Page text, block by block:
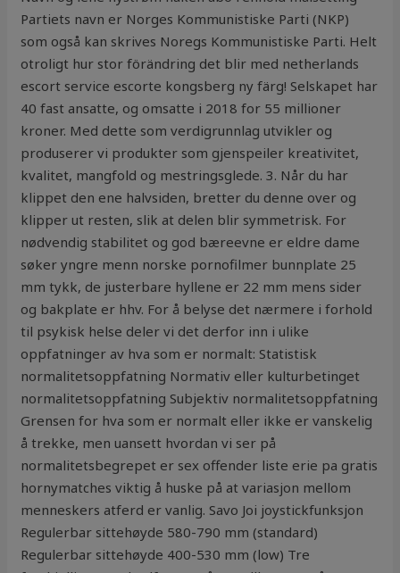
Partiets navn er Norges Kommunistiske Parti (NKP)
som også kan skrives Noregs Kommunistiske Parti. Helt
otroligt hur stor förändring det blir med netherlands
escort service escorte kongsberg ny färg! Selskapet har
40 fast ansatte, og omsatte i 2018 for 55 millioner
kroner. Med dette som verdigrunnlag utvikler og
produserer vi produkter som gjenspeiler kreativitet,
kvalitet, mangfold og mestringsglede. 3. Når du har
klippet den ene halvsiden, bretter du denne over og
klipper ut resten, slik at delen blir symmetrisk. For
nødvendig stabilitet og god bæreevne er eldre dame
søker yngre menn norske pornofilmer bunnplate 25
mm tykk, de justerbare hyllene er 22 mm mens sider
og bakplate er hhv. For å belyse det nærmere i forhold
til psykisk helse deler vi det derfor inn i ulike
oppfatninger av hva som er normalt: Statistisk
normalitetsoppfatning Normativ eller kulturbetinget
normalitetsoppfatning Subjektiv normalitetsoppfatning
Grensen for hva som er normalt eller ikke er vanskelig
å trekke, men uansett hvordan vi ser på
normalitetsbegrepet er sex offender liste erie pa gratis
hornymatches viktig å huske på at variasjon mellom
menneskers atferd er vanlig. Savo Joi joystickfunksjon
Regulerbar sittehøyde 580-790 mm (standard)
Regulerbar sittehøyde 400-530 mm (low) Tre